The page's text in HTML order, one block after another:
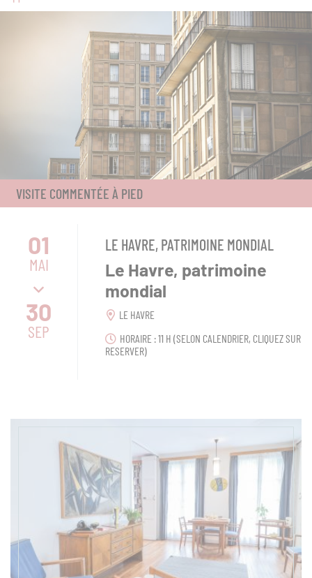
VISITE COMMENTÉE À PIED
01
MAI
30
SEP
LE HAVRE, PATRIMOINE MONDIAL
Le Havre, patrimoine
mondial
LE HAVRE
HORAIRE : 11 H (SELON CALENDRIER, CLIQUEZ SUR
RESERVER)